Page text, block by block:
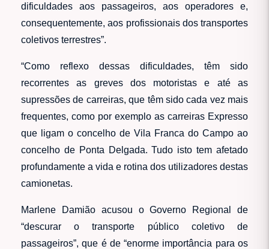
dificuldades aos passageiros, aos operadores e,
consequentemente, aos profissionais dos transportes
coletivos terrestres”.
“Como reflexo dessas dificuldades, têm sido
recorrentes as greves dos motoristas e até as
supressões de carreiras, que têm sido cada vez mais
frequentes, como por exemplo as carreiras Expresso
que ligam o concelho de Vila Franca do Campo ao
concelho de Ponta Delgada. Tudo isto tem afetado
profundamente a vida e rotina dos utilizadores destas
camionetas.
Marlene Damião acusou o Governo Regional de
“descurar o transporte público coletivo de
passageiros”, que é de “enorme importância para os